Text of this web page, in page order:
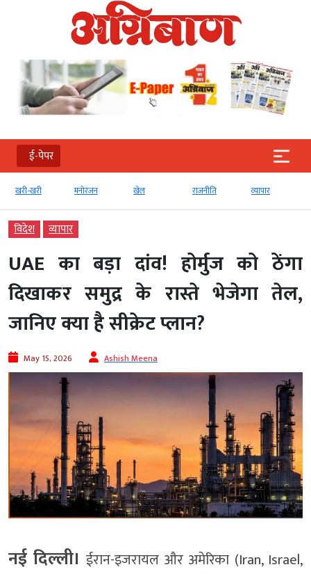
ई-पेपर
खरी-खरी मनोरंजन खेल राजनीति व्‍यापार
विदेश व्‍यापार
UAE का बड़ा दांव! होर्मुज को ठेंगा
दिखाकर समुद्र के रास्ते भेजेगा तेल,
जानिए क्या है सीक्रेट प्लान?
May 15, 2026 Ashish Meena
नई दिल्ली। ईरान-इजरायल और अमेरिका (Iran, Israel,